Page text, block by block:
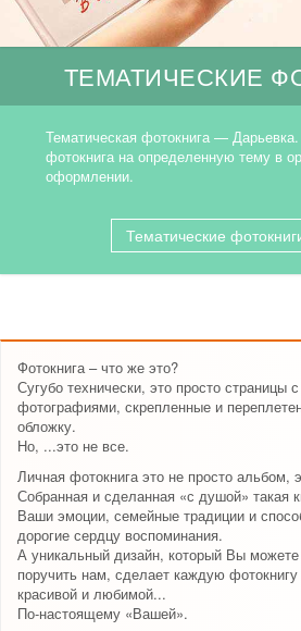
ТЕМАТИЧЕСКИЕ
Тематическая фотокнига —
фотокнига на определенную тему в
оформлении.
Тематические
Фотокнига – что же это?
Сугубо технически, это просто страницы
фотографиями, скрепленные и
обложку.
Но, ...это не все.
Личная фотокнига это не просто альбом,
Собранная и сделанная «с душой» такая
Ваши эмоции, семейные традиции и
дорогие сердцу воспоминания.
А уникальный дизайн, который Вы
поручить нам, сделает каждую
красивой и любимой...
По-настоящему «Вашей».